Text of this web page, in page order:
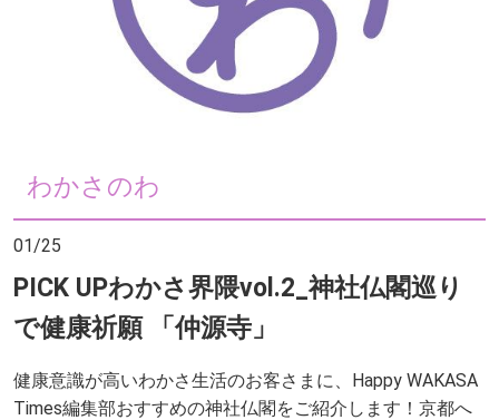
わかさのわ
01/25
PICK UPわかさ界隈vol.2_神社仏閣巡り
で健康祈願 「仲源寺」
健康意識が高いわかさ生活のお客さまに、Happy WAKASA
Times編集部おすすめの神社仏閣をご紹介します！京都へ